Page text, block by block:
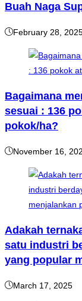
Buah Naga
February 28,
Bagaimana
sesuai : 136
pokok/ha?
November 16,
Adakah
satu industri
yang popular
March 17, 2025